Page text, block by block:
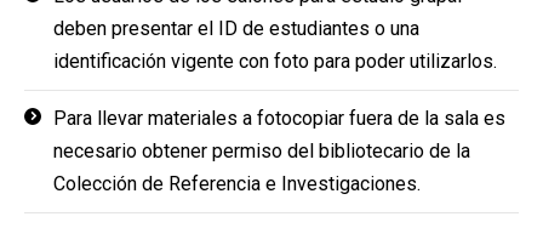
deben presentar el ID de estudiantes o una
identificación vigente con foto para poder utilizarlos.
Para llevar materiales a fotocopiar fuera de la sala es
necesario obtener permiso del bibliotecario de la
Colección de Referencia e Investigaciones.